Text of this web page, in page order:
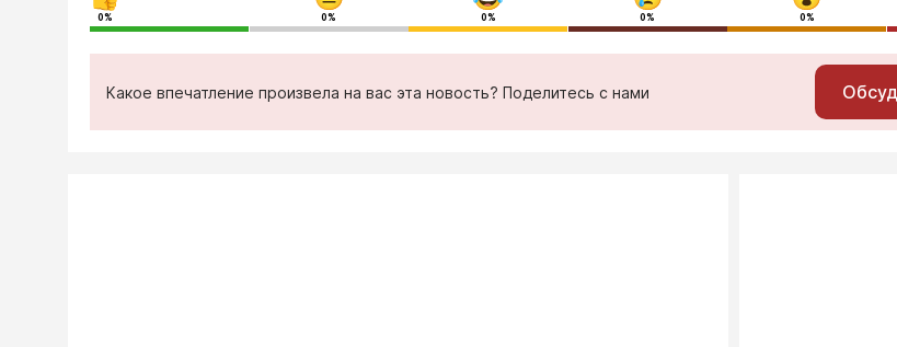
0% 0% 0% 0% 0%
Какое впечатление произвела на вас эта новость? Поделитесь с нами